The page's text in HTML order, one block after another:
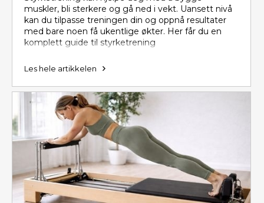
muskler, bli sterkere og gå ned i vekt. Uansett nivå
kan du tilpasse treningen din og oppnå resultater
med bare noen få ukentlige økter. Her får du en
komplett guide til styrketrening
Les hele artikkelen